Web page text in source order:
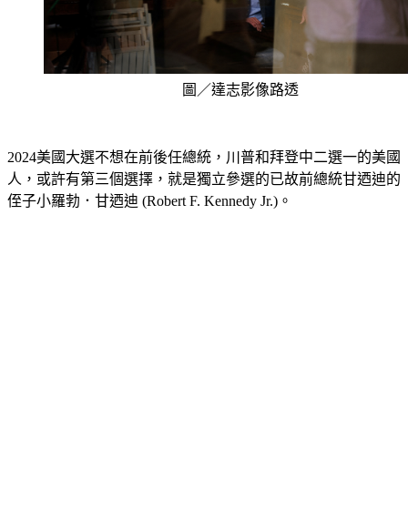
圖／達志影像路透
2024美國大選不想在前後任總統，川普和拜登中二選一的美國
人，或許有第三個選擇，就是獨立參選的已故前總統甘迺迪的
侄子小羅勃．甘迺迪 (Robert F. Kennedy Jr.)。